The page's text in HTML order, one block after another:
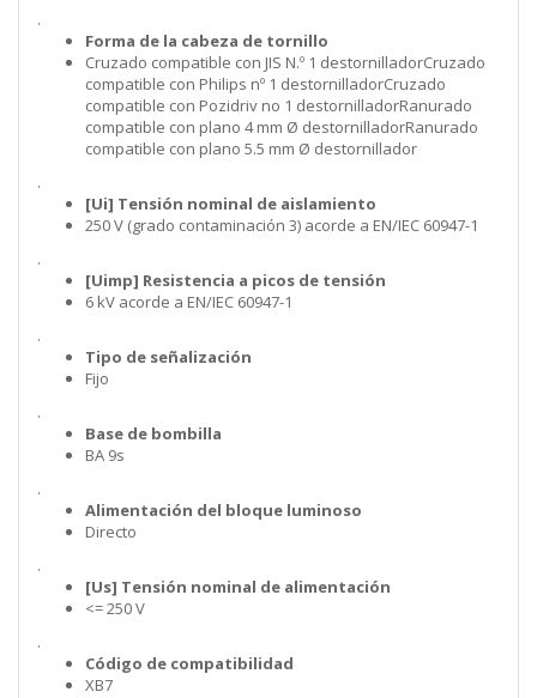
.
Forma de la cabeza de tornillo
Cruzado compatible con JIS N.º 1 destornilladorCruzado
compatible con Philips nº 1 destornilladorCruzado
compatible con Pozidriv no 1 destornilladorRanurado
compatible con plano 4 mm Ø destornilladorRanurado
compatible con plano 5.5 mm Ø destornillador
.
[Ui] Tensión nominal de aislamiento
250 V (grado contaminación 3) acorde a EN/IEC 60947-1
.
[Uimp] Resistencia a picos de tensión
6 kV acorde a EN/IEC 60947-1
.
Tipo de señalización
Fijo
.
Base de bombilla
BA 9s
.
Alimentación del bloque luminoso
Directo
.
[Us] Tensión nominal de alimentación
<= 250 V
.
Código de compatibilidad
XB7